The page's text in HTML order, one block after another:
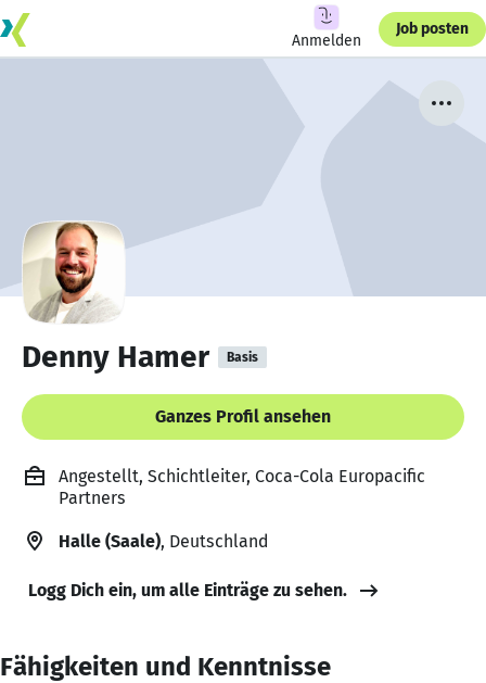
Anmelden
Job posten
Denny Hamer Basis
Ganzes Profil ansehen
Angestellt, Schichtleiter, Coca-Cola Europacific
Partners
Halle (Saale), Deutschland
Logg Dich ein, um alle Einträge zu sehen.
Fähigkeiten und Kenntnisse